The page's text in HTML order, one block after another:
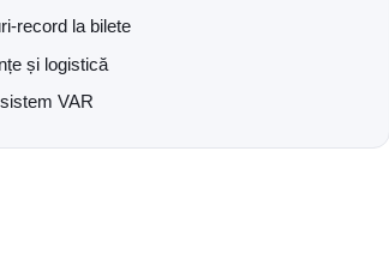
record la bilete
și logistică
VAR